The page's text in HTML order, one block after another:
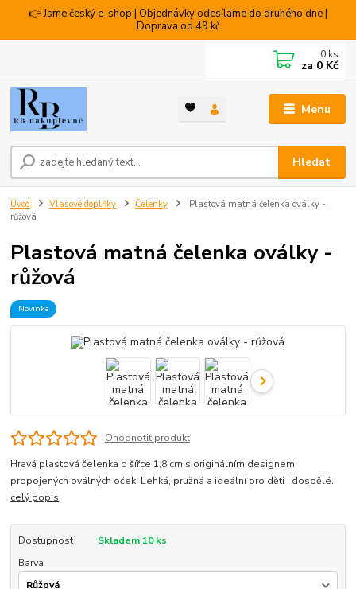
👉 Jsme český e-shop | Objednávky odesíláme do druhého dne |
Doprava od 49 kč
Menu
Hledat
0 ks
za 0 Kč
Úvod Vlasové doplňky Čelenky
Plastová matná čelenka oválky -
růžová
Plastová matná čelenka oválky -
růžová
Novinka
Ohodnotit produkt
Hravá plastová čelenka o šířce 1,8 cm s originálním designem
propojených oválných oček. Lehká, pružná a ideální pro děti i dospělé.
celý popis
Dostupnost
Skladem 10 ks
Barva